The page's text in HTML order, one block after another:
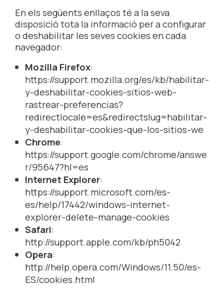
En els següents enllaços té a la seva
disposició tota la informació per a configurar
o deshabilitar les seves cookies en cada
navegador:
Mozilla Firefox:
https://support.mozilla.org/es/kb/habilitar-
y-deshabilitar-cookies-sitios-web-
rastrear-preferencias?
redirectlocale=es&redirectslug=habilitar-
y-deshabilitar-cookies-que-los-sitios-we
Chrome:
https://support.google.com/chrome/answe
r/95647?hl=es
Internet Explorer:
https://support.microsoft.com/es-
es/help/17442/windows-internet-
explorer-delete-manage-cookies
Safari:
http://support.apple.com/kb/ph5042
Opera:
http://help.opera.com/Windows/11.50/es-
ES/cookies.html